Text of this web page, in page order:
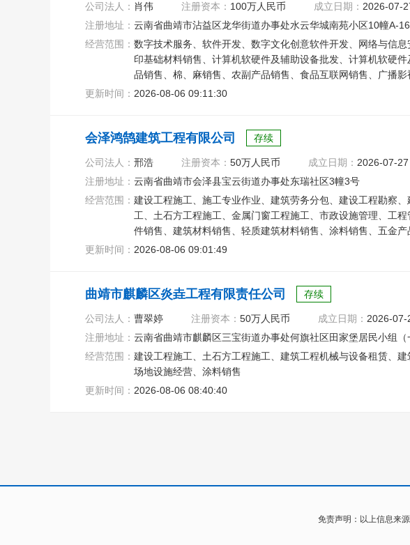
公司法人： 肖伟 注册资本： 100万人民币 成立日期： 2026-07-
注册地址： 云南省曲靖市沾益区龙华街道办事处水云华城南苑小区10幢A-
经营范围： 数字技术服务、软件开发、数字文化创意软件开发、网络与信
印基础材料销售、计算机软硬件及辅助设备批发、计算机软硬
品销售、棉、麻销售、农副产品销售、食品互联网销售、广播
轴承销售
更新时间： 2026-08-06 09:11:30
会泽鸿鹄建筑工程有限公司 存续
公司法人： 邢浩 注册资本： 50万人民币 成立日期： 2026-07-27
注册地址： 云南省曲靖市会泽县宝云街道办事处东瑞社区3幢3号
经营范围： 建设工程施工、施工专业作业、建筑劳务分包、建设工程勘察
工、土石方工程施工、金属门窗工程施工、市政设施管理、工
件销售、建筑材料销售、轻质建筑材料销售、涂料销售、五金
务、电力设施器材销售
更新时间： 2026-08-06 09:01:49
曲靖市麒麟区炎垚工程有限责任公司 存续
公司法人： 曹翠婷 注册资本： 50万人民币 成立日期： 2026-07-
注册地址： 云南省曲靖市麒麟区三宝街道办事处何旗社区田家堡居民小组
经营范围： 建设工程施工、土石方工程施工、建筑工程机械与设备租赁、
场地设施经营、涂料销售
更新时间： 2026-08-06 08:40:40
免责声明：以上信息来